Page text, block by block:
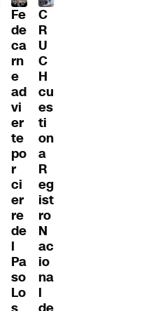
Fe
de
ca
rn
e
ad
vi
er
te
po
r
ci
er
re
de
l
Pa
so
Lo
C
R
U
C
H
cu
es
ti
on
a
R
eg
ist
ro
N
ac
io
na
l